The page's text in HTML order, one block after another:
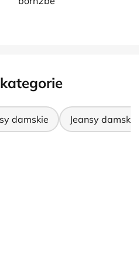
damskie Jeansy damskie